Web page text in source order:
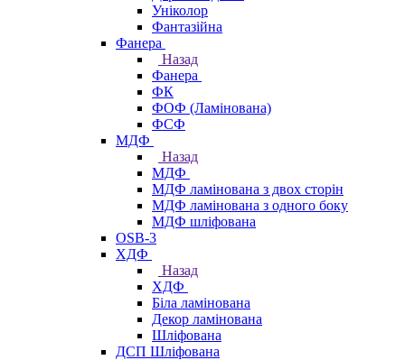
Уніколор
Фантазійна
Фанера
Назад
Фанера
ФК
ФОФ (Ламінована)
ФСФ
МДФ
Назад
МДФ
МДФ ламінована з двох сторін
МДФ ламінована з одного боку
МДФ шліфована
OSB-3
ХДФ
Назад
ХДФ
Біла ламінована
Декор ламінована
Шліфована
ДСП Шліфована